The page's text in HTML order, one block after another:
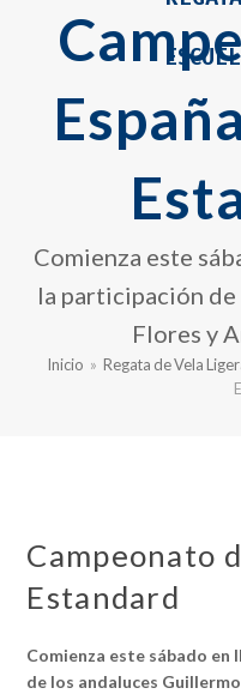
Comienza este
la participación
Flores y
Inicio » Regata de Vela
Campeonato
Estandard
Comienza este sábado en
de los andaluces